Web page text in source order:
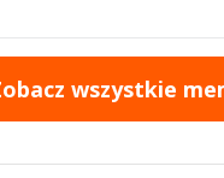
wszystkie